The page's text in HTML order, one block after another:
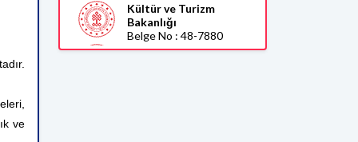
ve
Kültür ve Turizm
Bakanlığı
Belge No : 48-7880